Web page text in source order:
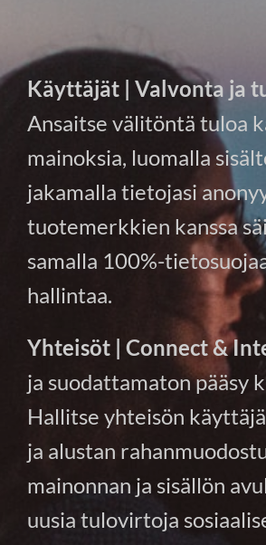
Käyttäjät | Valvonta ja
Ansaitse välitöntä tuloa
mainoksia, luomalla
jakamalla tietojasi
tuotemerkkien kanssa
samalla 100%-
hallintaa.
Yhteisöt | Connect &
ja suodattamaton pääsy
Hallitse yhteisön
ja alustan
mainonnan ja sisällön
uusia tulovirtoja